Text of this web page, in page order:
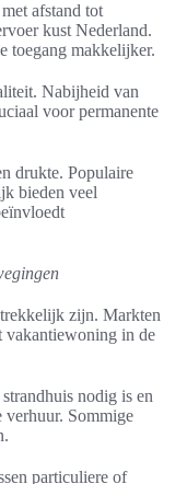
afstand tot
kust Nederland.
toegang makkelijker.
Nabijheid van
voor permanente
drukte. Populaire
bieden veel
zijn. Markten
vakantiewoning in de
nodig is en
verhuur. Sommige
particuliere of